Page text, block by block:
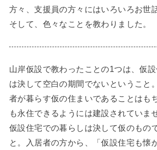
方々、支援員の方々にはいろいろお世
そして、色々なことを教わりました。
山岸仮設で教わったことの1つは、仮
は決して空白の期間でないということ
者が暮らす仮の住まいであることはも
も永住できるようには建設されていま
仮設住宅での暮らしは決して仮のもの
と。入居者の方から、「仮設住宅も懐